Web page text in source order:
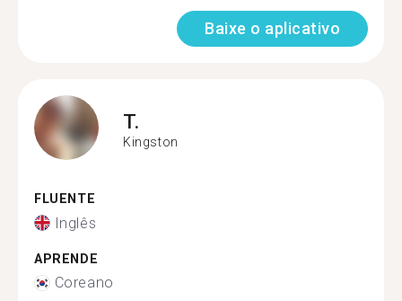
Baixe o aplicativo
T.
Kingston
FLUENTE
Inglês
APRENDE
Coreano